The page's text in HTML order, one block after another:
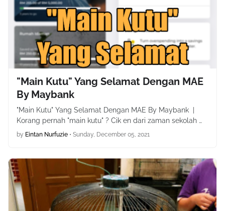
"Main Kutu" Yang Selamat Dengan MAE
By Maybank
"Main Kutu" Yang Selamat Dengan MAE By Maybank |
Korang pernah "main kutu" ? Cik en dari zaman sekolah …
by Eintan Nurfuzie • Sunday, December 05, 2021